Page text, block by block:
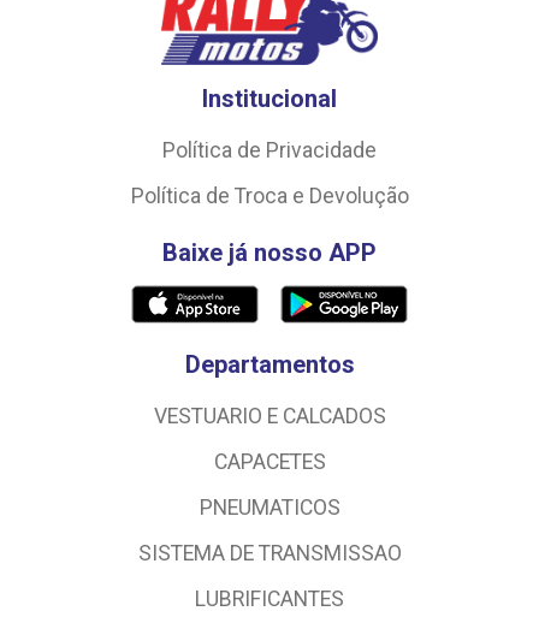
Institucional
Política de Privacidade
Política de Troca e Devolução
Baixe já nosso APP
Departamentos
VESTUARIO E CALCADOS
CAPACETES
PNEUMATICOS
SISTEMA DE TRANSMISSAO
LUBRIFICANTES